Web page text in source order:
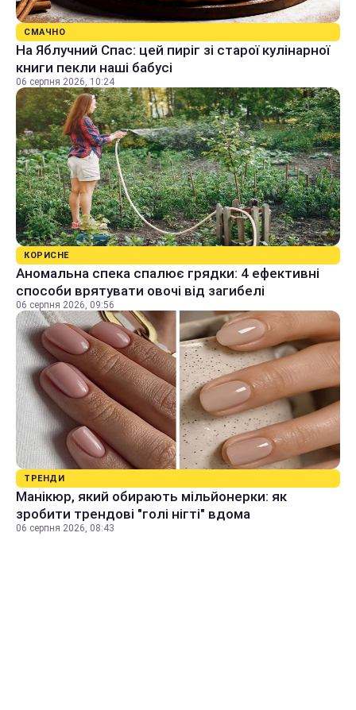
СМАЧНО
На Яблучний Спас: цей пиріг зі старої кулінарної
книги пекли наші бабусі
06 серпня 2026, 10:24
КОРИСНЕ
Аномальна спека спалює грядки: 4 ефективні
способи врятувати овочі від загибелі
06 серпня 2026, 09:56
ТРЕНДИ
Манікюр, який обирають мільйонерки: як
зробити трендові "голі нігті" вдома
06 серпня 2026, 08:43